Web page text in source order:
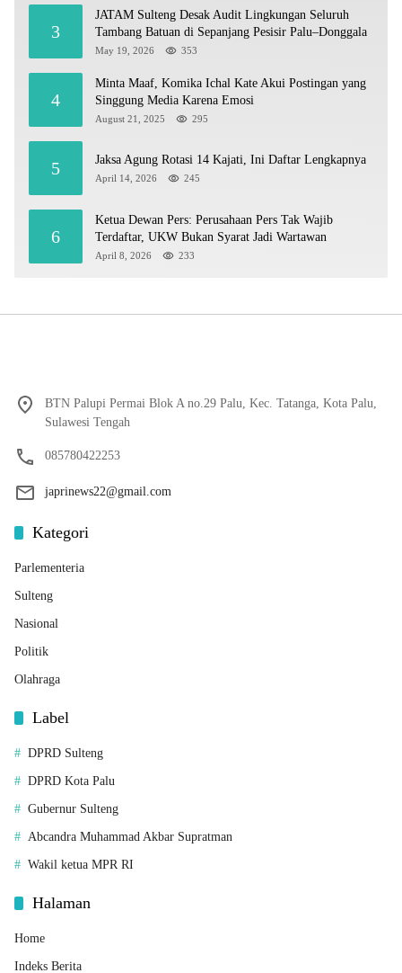
3
JATAM Sulteng Desak Audit Lingkungan Seluruh
Tambang Batuan di Sepanjang Pesisir Palu–Donggala
May 19, 2026 353
4
Minta Maaf, Komika Ichal Kate Akui Postingan yang
Singgung Media Karena Emosi
August 21, 2025 295
5 Jaksa Agung Rotasi 14 Kajati, Ini Daftar Lengkapnya
April 14, 2026 245
6
Ketua Dewan Pers: Perusahaan Pers Tak Wajib
Terdaftar, UKW Bukan Syarat Jadi Wartawan
April 8, 2026 233
BTN Palupi Permai Blok A no.29 Palu, Kec. Tatanga, Kota Palu,
Sulawesi Tengah
085780422253
japrinews22@gmail.com
Kategori
Parlementeria
Sulteng
Nasional
Politik
Olahraga
Label
DPRD Sulteng
DPRD Kota Palu
Gubernur Sulteng
Abcandra Muhammad Akbar Supratman
Wakil ketua MPR RI
Halaman
Home
Indeks Berita